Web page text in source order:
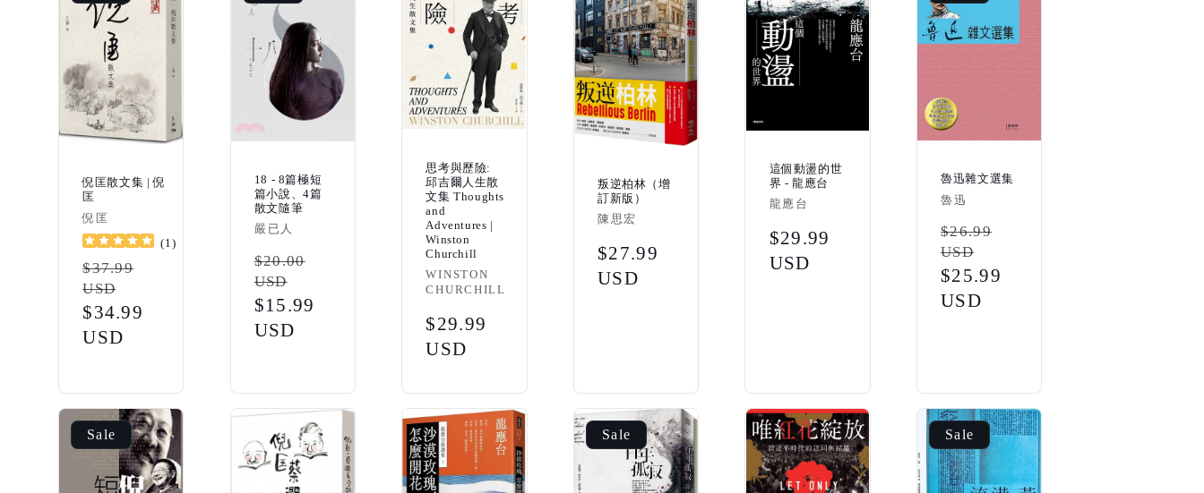
倪匡散文集 | 倪
匡
Vendor:
倪匡
(1 )
Regular
price
$37.99
USD
Sale
price
$34.99
USD
18 - 8篇極短
篇小說、4篇
散文隨筆
Vendor:
嚴已人
Regular
price
$20.00
USD
Sale
price
$15.99
USD
思考與歷險:
邱吉爾人生散
文集 Thoughts
and
Adventures |
Winston
Churchill
Vendor:
WINSTON
CHURCHILL
Regular
price
$29.99
USD
叛逆柏林（增
訂新版）
Vendor:
陳思宏
Regular
price
$27.99
USD
這個動盪的世
界 - 龍應台
Vendor:
龍應台
Regular
price
$29.99
USD
魯迅雜文選集
Vendor:
魯迅
Regular
price
$26.99
USD
Sale
price
$25.99
USD
Sale Sale Sale